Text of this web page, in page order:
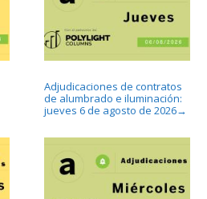
Adjudicaciones de contratos
de alumbrado e iluminación:
jueves 6 de agosto de 2026→